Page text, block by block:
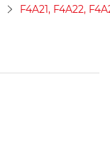
F4A21, F4A22,